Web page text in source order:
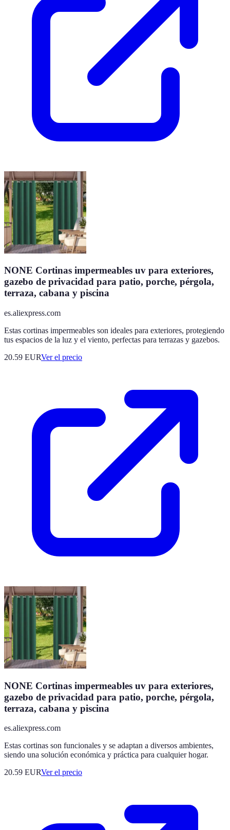
NONE Cortinas impermeables uv para exteriores,
gazebo de privacidad para patio, porche, pérgola,
terraza, cabana y piscina
es.aliexpress.com
Estas cortinas impermeables son ideales para exteriores, protegiendo
tus espacios de la luz y el viento, perfectas para terrazas y gazebos.
20.59 EURVer el precio
NONE Cortinas impermeables uv para exteriores,
gazebo de privacidad para patio, porche, pérgola,
terraza, cabana y piscina
es.aliexpress.com
Estas cortinas son funcionales y se adaptan a diversos ambientes,
siendo una solución económica y práctica para cualquier hogar.
20.59 EURVer el precio